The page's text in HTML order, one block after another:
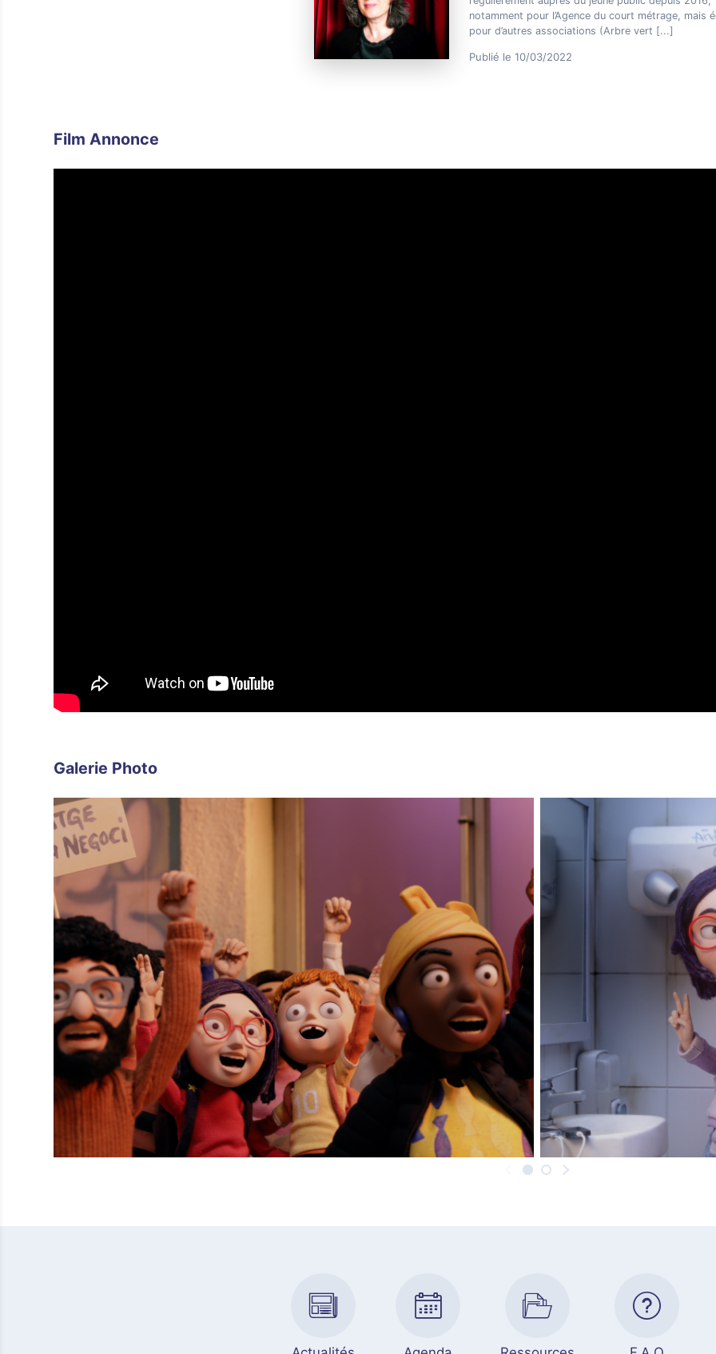
notamment pour l’Agence du court métrage, mais
pour d’autres associations (Arbre vert [...]
Publié le 10/03/2022
Film Annonce
Galerie Photo